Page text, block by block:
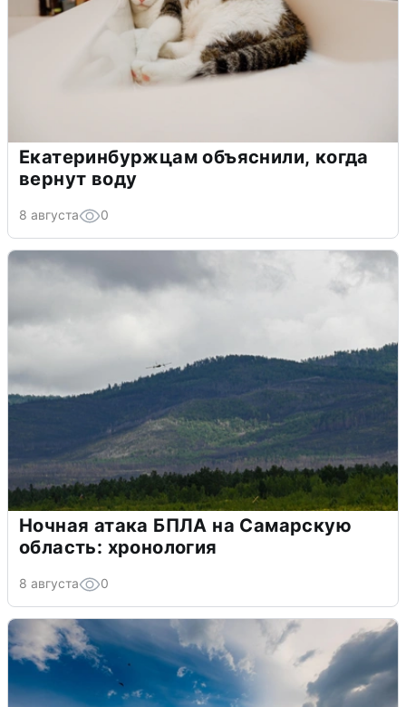
Екатеринбуржцам объяснили, когда
вернут воду
8 августа 0
Ночная атака БПЛА на Самарскую
область: хронология
8 августа 0